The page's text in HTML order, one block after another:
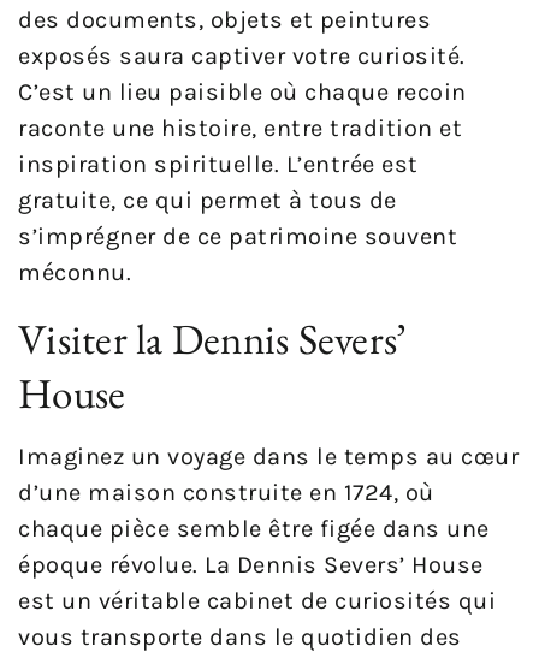
des documents, objets et peintures
exposés saura captiver votre curiosité.
C’est un lieu paisible où chaque recoin
raconte une histoire, entre tradition et
inspiration spirituelle. L’entrée est
gratuite, ce qui permet à tous de
s’imprégner de ce patrimoine souvent
méconnu.
Visiter la Dennis Severs’
House
Imaginez un voyage dans le temps au cœur
d’une maison construite en 1724, où
chaque pièce semble être figée dans une
époque révolue. La Dennis Severs’ House
est un véritable cabinet de curiosités qui
vous transporte dans le quotidien des